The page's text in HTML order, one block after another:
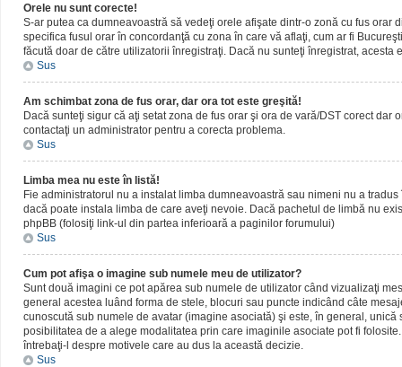
Orele nu sunt corecte!
S-ar putea ca dumneavoastră să vedeţi orele afişate dintr-o zonă cu fus
specifica fusul orar în concordanţă cu zona în care vă aflaţi, cum ar fi
făcută doar de către utilizatorii înregistraţi. Dacă nu sunteţi înregistrat, acesta
Sus
Am schimbat zona de fus orar, dar ora tot este greşită!
Dacă sunteţi sigur că aţi setat zona de fus orar şi ora de vară/DST corect
contactaţi un administrator pentru a corecta problema.
Sus
Limba mea nu este în listă!
Fie administratorul nu a instalat limba dumneavoastră sau nimeni nu a
dacă poate instala limba de care aveţi nevoie. Dacă pachetul de limbă nu
phpBB (folosiţi link-ul din partea inferioară a paginilor forumului)
Sus
Cum pot afişa o imagine sub numele meu de utilizator?
Sunt două imagini ce pot apărea sub numele de utilizator când vizualizaţi
general acestea luând forma de stele, blocuri sau puncte indicând câte
cunoscută sub numele de avatar (imagine asociată) şi este, în general,
posibilitatea de a alege modalitatea prin care imaginile asociate pot fi
întrebaţi-l despre motivele care au dus la această decizie.
Sus